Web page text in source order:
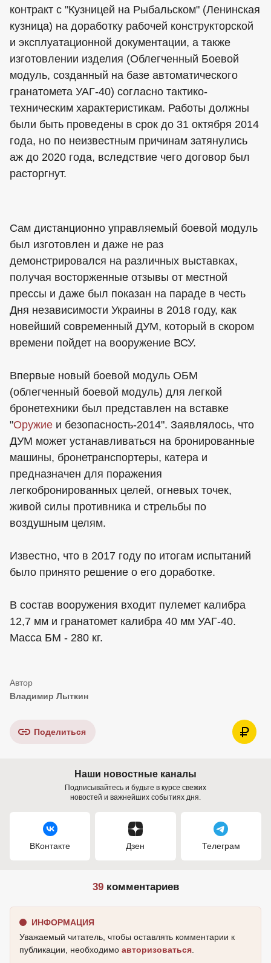
контракт с "Кузницей на Рыбальском" (Ленинская
кузница) на доработку рабочей конструкторской
и эксплуатационной документации, а также
изготовлении изделия (Облегченный Боевой
модуль, созданный на базе автоматического
гранатомета УАГ-40) согласно тактико-
техническим характеристикам. Работы должны
были быть проведены в срок до 31 октября 2014
года, но по неизвестным причинам затянулись
аж до 2020 года, вследствие чего договор был
расторгнут.
Сам дистанционно управляемый боевой модуль
был изготовлен и даже не раз
демонстрировался на различных выставках,
получая восторженные отзывы от местной
прессы и даже был показан на параде в честь
Дня независимости Украины в 2018 году, как
новейший современный ДУМ, который в скором
времени пойдет на вооружение ВСУ.
Впервые новый боевой модуль ОБМ
(облегченный боевой модуль) для легкой
бронетехники был представлен на вставке
"Оружие и безопасность-2014". Заявлялось, что
ДУМ может устанавливаться на бронированные
машины, бронетранспортеры, катера и
предназначен для поражения
легкобронированных целей, огневых точек,
живой силы противника и стрельбы по
воздушным целям.
Известно, что в 2017 году по итогам испытаний
было принято решение о его доработке.
В состав вооружения входит пулемет калибра
12,7 мм и гранатомет калибра 40 мм УАГ-40.
Масса БМ - 280 кг.
Владимир Лыткин
Поделиться
Наши новостные каналы
Подписывайтесь и будьте в курсе свежих
новостей и важнейших событиях дня.
ВКонтакте Дзен Телеграм
39комментариев
ИНФОРМАЦИЯ
Уважаемый читатель, чтобы оставлять комментарии к
публикации, необходимо авторизоваться